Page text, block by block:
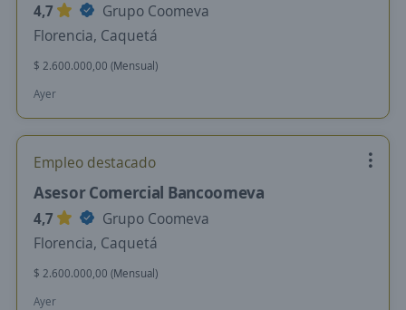
4,7
Grupo Coomeva
Florencia, Caquetá
$ 2.600.000,00 (Mensual)
Ayer
Empleo destacado
Asesor Comercial Bancoomeva
4,7
Grupo Coomeva
Florencia, Caquetá
$ 2.600.000,00 (Mensual)
Ayer